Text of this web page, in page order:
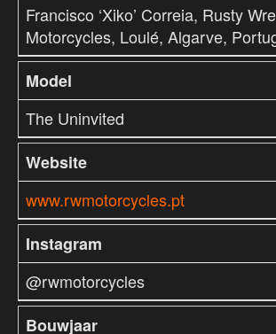
Francisco ‘Xiko’ Correia, Rusty
Motorcycles, Loulé, Algarve,
Model
The Uninvited
Website
www.rwmotorcycles.pt
Instagram
@rwmotorcycles
Bouwjaar